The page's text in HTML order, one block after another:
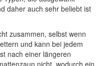
daher auch sehr beliebt ist
zusammen, selbst wenn
und kann bei jedem
nach einer längeren
nicht, wodurch ein